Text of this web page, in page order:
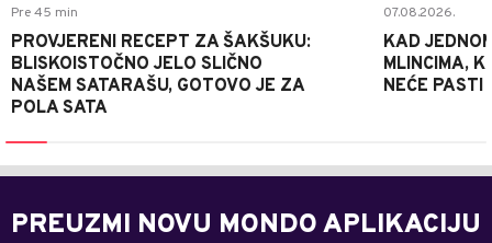
Pre 45 min
PROVJERENI RECEPT ZA ŠAKŠUKU:
BLISKOISTOČNO JELO SLIČNO
NAŠEM SATARAŠU, GOTOVO JE ZA
POLA SATA
07.08.2026.
KAD
MLINCIMA,
NEĆE PASTI
PREUZMI NOVU MONDO APLIKACIJU